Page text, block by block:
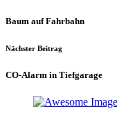
Baum auf Fahrbahn
Nächster Beitrag
CO-Alarm in Tiefgarage